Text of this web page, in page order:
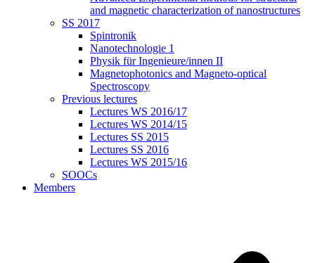
and magnetic characterization of nanostructures
SS 2017
Spintronik
Nanotechnologie 1
Physik für Ingenieure/innen II
Magnetophotonics and Magneto-optical
Spectroscopy
Previous lectures
Lectures WS 2016/17
Lectures WS 2014/15
Lectures SS 2015
Lectures SS 2016
Lectures WS 2015/16
SOOCs
Members